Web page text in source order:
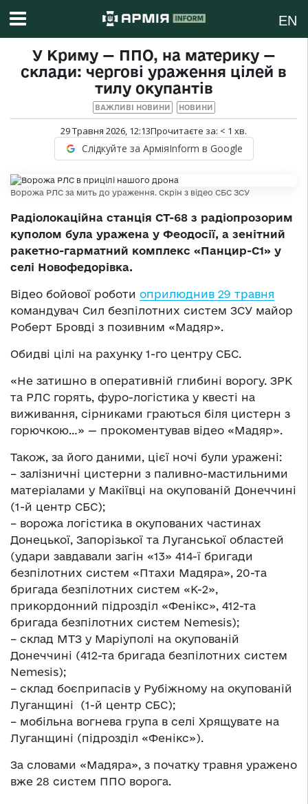
EN
У Криму — ППО, на материку —
склади: чергові ураження цілей в
тилу окупантів
ВАЖЛИВІ НОВИНИ НОВИНИ
29 Травня 2026, 12:13Прочитаєте за: < 1 хв.
Слідкуйте за АрміяInform в Google
Ворожа РЛС за мить до ураження. Скрін з відео СБС ЗСУ
Радіолокаційна станція СТ-68 з радіопрозорим
куполом була уражена у Феодосії, а зенітний
ракетно-гарматний комплекс «Панцир-С1» у
селі Новофедорівка.
Відео бойової роботи оприлюднив 29 травня
командувач Сил безпілотних систем ЗСУ майор
Роберт Бровді з позивним «Мадяр».
Обидві цілі на рахунку 1-го центру СБС.
«Не затишно в оперативній глибині ворогу. ЗРК
та РЛС горять, фуро-логістика у квесті на
виживання, сірниками граються біля цистерн з
горючкою…» — прокоментував відео «Мадяр».
Також, за його даними, цієї ночі були уражені:
– залізничні цистерни з паливно-мастильними
матеріалами у Макіївці на окупованій Донеччині
(1-й центр СБС);
– ворожа логістика в окупованих частинах
Донецької, Запорізької та Луганської областей
(удари завдавали загін «13» 414-ї бригади
безпілотних систем «Птахи Мадяра», 20-та
бригада безпілотних систем «К-2»,
прикордонний підрозділ «Фенікс», 412-та
бригада безпілотних систем Nemesis);
– склад МТЗ у Маріуполі на окупованій
Донеччині (412-та бригада безпілотних систем
Nemesis);
– склад боєприпасів у Рубіжному на окупованій
Луганщині (1-й центр СБС);
– мобільна вогнева група в селі Хрящувате на
Луганщині (підрозділ «Фенікс»).
За словами «Мадяра», з початку травня уражено
вже 28 систем ППО ворога.